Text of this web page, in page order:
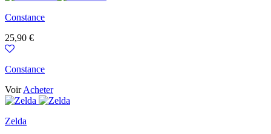
Constance
Prix
25,90 €
Constance
VoirAcheter
Zelda